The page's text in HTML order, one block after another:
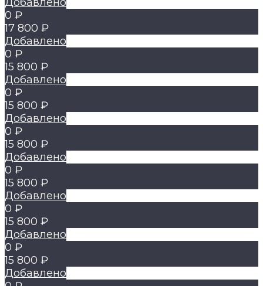
0 ₽
17 800 ₽
Добавлено
0 ₽
15 800 ₽
Добавлено
0 ₽
15 800 ₽
Добавлено
0 ₽
15 800 ₽
Добавлено
0 ₽
15 800 ₽
Добавлено
0 ₽
15 800 ₽
Добавлено
0 ₽
15 800 ₽
Добавлено